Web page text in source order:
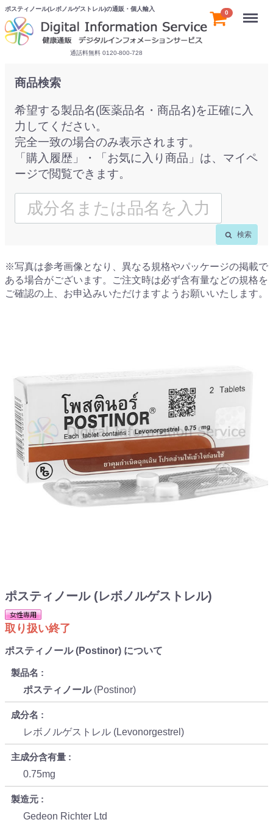
ポスティノール(レボノルゲストレル)の通販・個人輸入
通話料無料 0120-800-728
0 Menu
商品検索
希望する製品名(医薬品名・商品名)を正確に入
力してください。
完全一致の場合のみ表示されます。
「購入履歴」・「お気に入り商品」は、マイペ
ージで閲覧できます。
検索
※写真は参考画像となり、異なる規格やパッケージの掲載で
ある場合がございます。ご注文時は必ず含有量などの規格を
ご確認の上、お申込みいただけますようお願いいたします。
ポスティノール (レボノルゲストレル)
取り扱い終了
ポスティノール (Postinor) について
製品名
ポスティノール(Postinor)
成分名
レボノルゲストレル (Levonorgestrel)
主成分含有量
0.75mg
製造元
Gedeon Richter Ltd